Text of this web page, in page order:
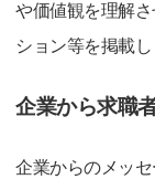
や価値観を理解
ション等を掲載し
企業から求職
企業からのメッ